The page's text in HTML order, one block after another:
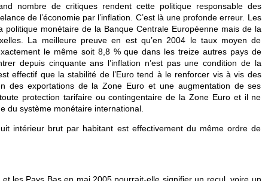
nombre de critiques rendent cette politique responsable des
de l’économie par l’inflation. C’est là une profonde erreur. Les
monétaire de la Banque Centrale Européenne mais de la
La meilleure preuve en est qu’en 2004 le taux moyen de
le même soit 8,8 % que dans les treize autres pays de
depuis cinquante ans l’inflation n’est pas une condition de la
effectif que la stabilité de l’Euro tend à le renforcer vis à vis des
des exportations de la Zone Euro et une augmentation de ses
protection tarifaire ou contingentaire de la Zone Euro et il ne
du système monétaire international.
intérieur brut par habitant est effectivement du même ordre de